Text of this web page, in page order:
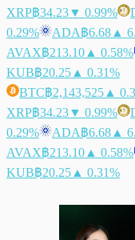
XRP฿34.23▼ 0.99%
0.29%
ADA฿6.68 ▲
AVAX฿213.10 ▲ 0.58%
KUB฿20.25 ▲ 0.31%
BTC฿2,143,525 ▲
XRP฿34.23▼ 0.99%
0.29%
ADA฿6.68 ▲
AVAX฿213.10 ▲ 0.58%
KUB฿20.25 ▲ 0.31%